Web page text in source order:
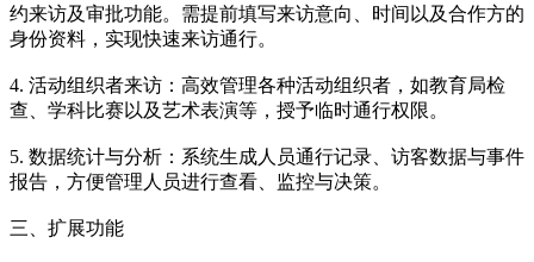
约来访及审批功能。需提前填写来访意向、时间以及合作方的
身份资料，实现快速来访通行。
4. 活动组织者来访：高效管理各种活动组织者，如教育局检
查、学科比赛以及艺术表演等，授予临时通行权限。
5. 数据统计与分析：系统生成人员通行记录、访客数据与事件
报告，方便管理人员进行查看、监控与决策。
三、扩展功能